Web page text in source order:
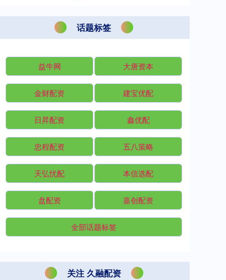
话题标签
益牛网 大唐资本
金财配资 建宝优配
日昇配资 鑫优配
忠程配资 五八策略
天弘忧配 本信选配
盘配资 嘉创配资
全部话题标签
关注 久融配资